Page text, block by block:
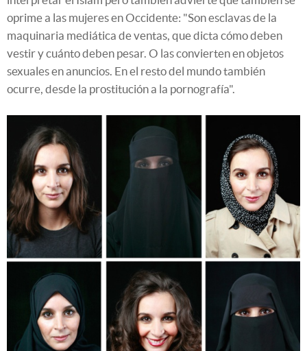
oprime a las mujeres en Occidente: "Son esclavas de la
maquinaria mediática de ventas, que dicta cómo deben
vestir y cuánto deben pesar. O las convierten en objetos
sexuales en anuncios. En el resto del mundo también
ocurre, desde la prostitución a la pornografía".